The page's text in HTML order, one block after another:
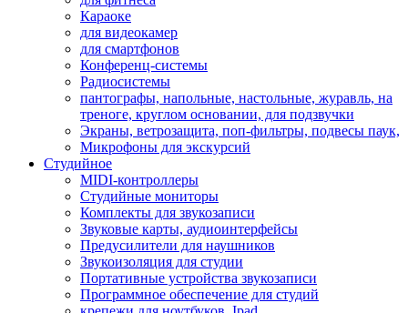
Караоке
для видеокамер
для смартфонов
Конференц-системы
Радиосистемы
пантографы, напольные, настольные, журавль, на
треноге, круглом основании, для подзвучки
Экраны, ветрозащита, поп-фильтры, подвесы паук,
Микрофоны для экскурсий
Студийное
MIDI-контроллеры
Студийные мониторы
Комплекты для звукозаписи
Звуковые карты, аудиоинтерфейсы
Предусилители для наушников
Звукоизоляция для студии
Портативные устройства звукозаписи
Программное обеспечение для студий